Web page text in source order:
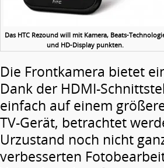
Das HTC Rezound will mit Kamera, Beats-
und HD-Display punkten.
Die Frontkamera bietet
Dank der HDMI-
einfach auf einem
TV-Gerät, betrachtet
Urzustand noch nicht
verbesserten